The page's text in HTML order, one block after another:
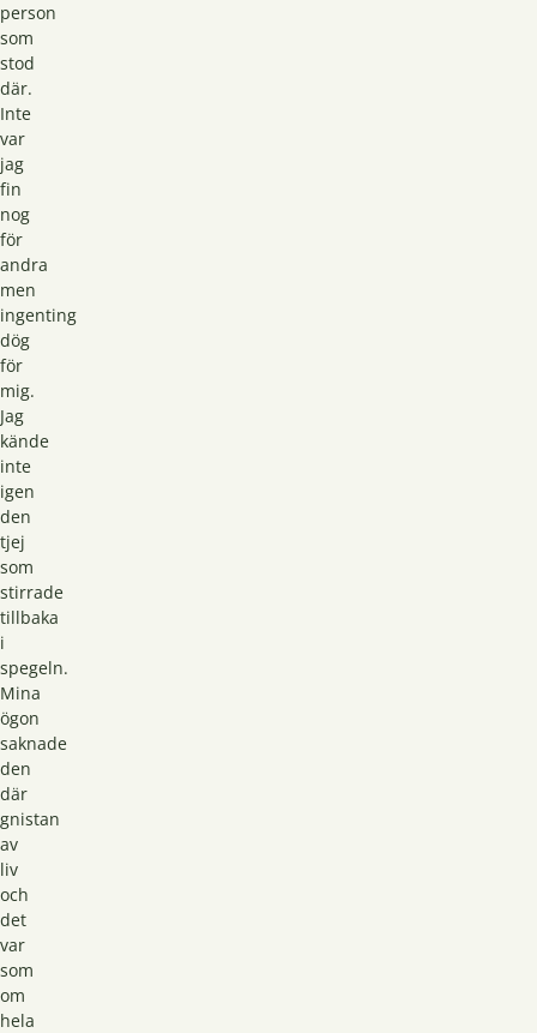
person
som
stod
där.
Inte
var
jag
fin
nog
för
andra
men
ingenting
dög
för
mig.
Jag
kände
inte
igen
den
tjej
som
stirrade
tillbaka
i
spegeln.
Mina
ögon
saknade
den
där
gnistan
av
liv
och
det
var
som
om
hela